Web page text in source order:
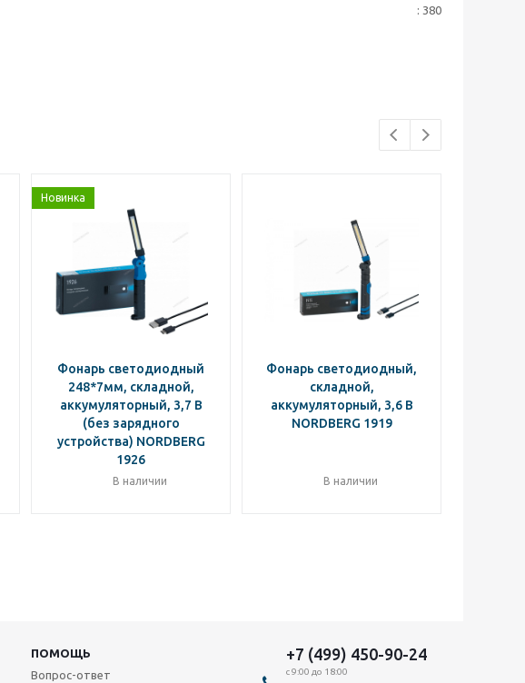
: 380
Новинка
Фонарь светодиодный
248*7мм, складной,
аккумуляторный, 3,7 В
(без зарядного
устройства) NORDBERG
1926
В наличии
Фонарь светодиодный,
складной,
аккумуляторный, 3,6 В
NORDBERG 1919
В наличии
ПОМОЩЬ
Вопрос-ответ
+7 (499) 450-90-24
с 9:00 до 18:00